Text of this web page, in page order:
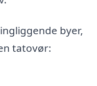
byer,
tatovør: